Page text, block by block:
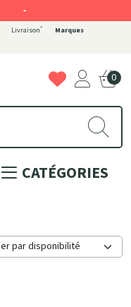
Livraison* Marques
votre service
0
CATÉGORIES